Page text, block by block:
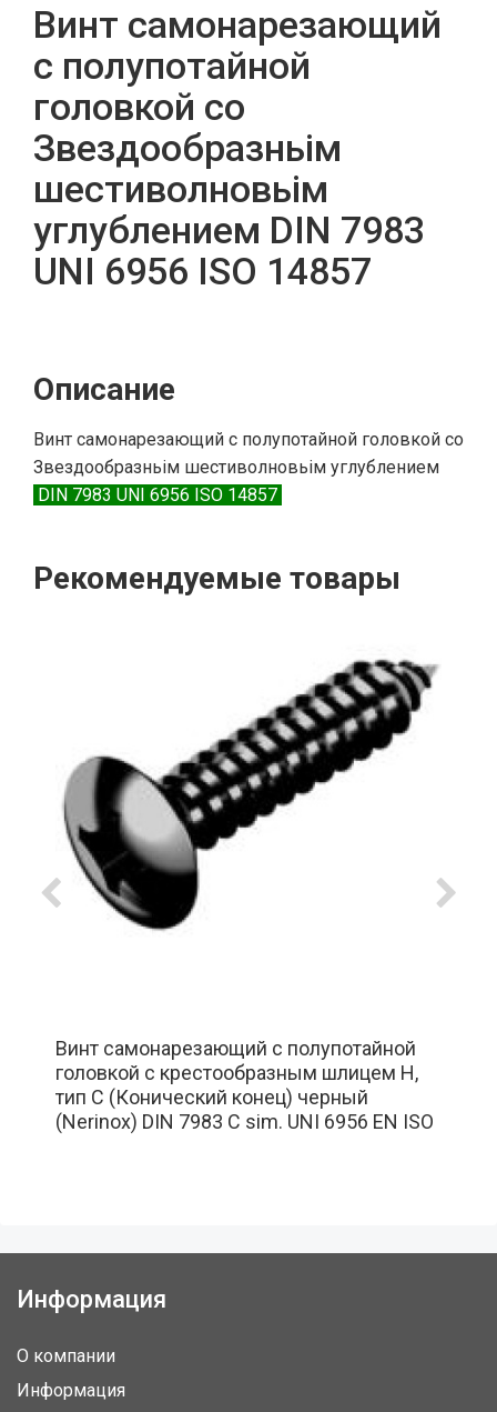
Винт cамонарезающий
с полупотайной
головкой сo
Звездообразньім
шестиволновьім
углублением DIN 7983
UNI 6956 ISO 14857
Описание
Винт cамонарезающий с полупотайной головкой сo
Звездообразньім шестиволновьім углублением
DIN 7983 UNI 6956 ISO 14857
Рекомендуемые товары
Винт самонарезающий с полупотайной
головкой с крестообразным шлицем H,
тип C (Конический конец) черный
(Nerinox) DIN 7983 C sim. UNI 6956 EN ISO
Информация
О компании
Информация